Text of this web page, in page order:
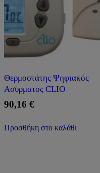
Θερμοστάτης Ψηφιακός
Ασύρματος CLIO
90,16 €
Προσθήκη στο καλάθι